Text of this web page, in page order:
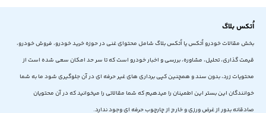
اُتکس بلاگ
بخش مقالات خودرو اُتکس یا اُتکس بلاگ شامل محتوای غنی در حوزه خرید خودرو، فروش خودرو،
قیمت گذاری، تحلیل، مشاوره، بررسی و اخبار خودرو است که تا سر حد امکان سعی شده است از
محتویات زرد، بدون سند و همچنین کپی برداری های غیر حرفه ای در آن جلوگیری شود ما به شما
خوانندگان این بستر این اطمینان را میدهیم که شما مقالاتی را میخوانید که در آن محتویان
صادقانه بدور از غرض ورزی و خارج از چارچوب حرفه ای وجود ندارد.